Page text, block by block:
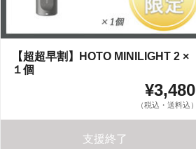
【超超早割】HOTO MINILIGHT 2 ×
１個
¥3,480
（税込・送料込）
支援終了